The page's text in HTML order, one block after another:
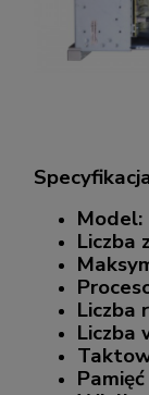
Model:
Liczba
Liczba
Liczba